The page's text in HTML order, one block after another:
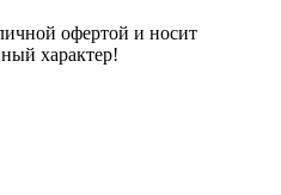
офертой и носит
характер!